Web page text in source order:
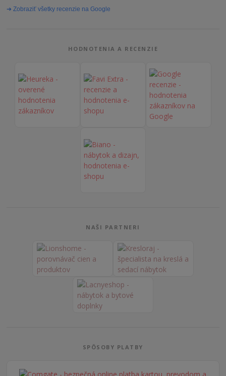
➔ Zobraziť všetky recenzie na Google
HODNOTENIA A RECENZIE
NAŠI PARTNERI
SPÔSOBY PLATBY